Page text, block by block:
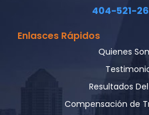
404-521-
Enlasces Rápidos
Quienes
Resultados
Compensación de